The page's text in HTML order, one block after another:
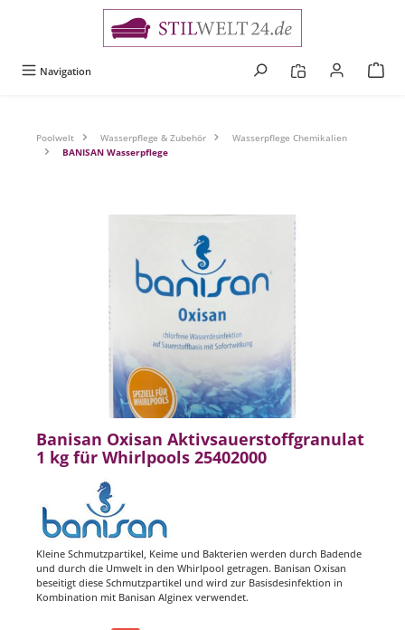
Navigation
Poolwelt Wasserpflege & Zubehör
Wasserpflege Chemikalien
BANISAN Wasserpflege
Banisan Oxisan Aktivsauerstoffgranulat
1 kg für Whirlpools 25402000
Kleine Schmutzpartikel, Keime und Bakterien werden durch Badende
und durch die Umwelt in den Whirlpool getragen. Banisan Oxisan
beseitigt diese Schmutzpartikel und wird zur Basisdesinfektion in
Kombination mit Banisan Alginex verwendet.